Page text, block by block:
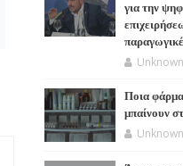
για την
Unknown
Ποια
μπαίνουν
Unknown